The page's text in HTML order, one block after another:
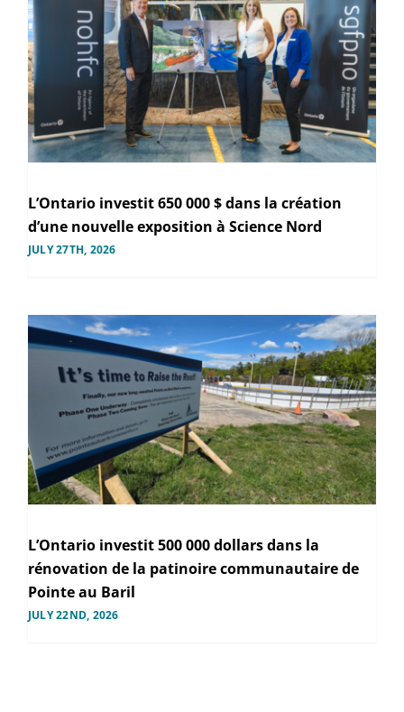
L’Ontario investit 650 000 $ dans la création
d’une nouvelle exposition à Science Nord
JULY 27TH, 2026
L’Ontario investit 500 000 dollars dans la
rénovation de la patinoire communautaire de
Pointe au Baril
JULY 22ND, 2026